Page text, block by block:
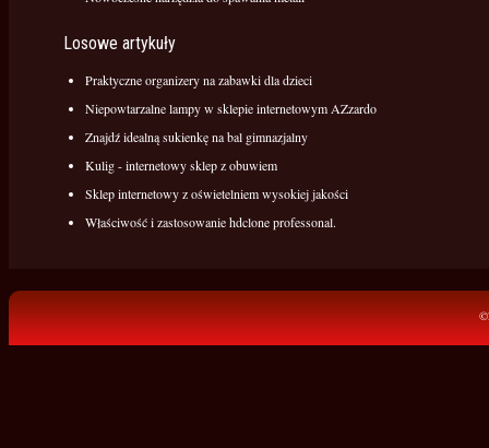
Losowe artykuły
Praktyczne organizery na zabawki dla dzieci
Niepowtarzalne lampy w sklepie internetowym AZzardo
Znajdź idealną sukienkę na bal gimnazjalny
Kulig - internetowy sklep z obuwiem
Sklep internetowy z oświetelniem wysokiej jakości
Właściwość i zastosowanie hdclone professonal.